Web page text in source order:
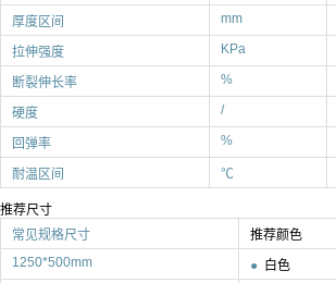
厚度区间 mm
拉伸强度 KPa
断裂伸长率 %
硬度 /
回弹率 %
耐温区间 ℃
推荐尺寸
常见规格尺寸
推荐颜色
1250*500mm
● 白色